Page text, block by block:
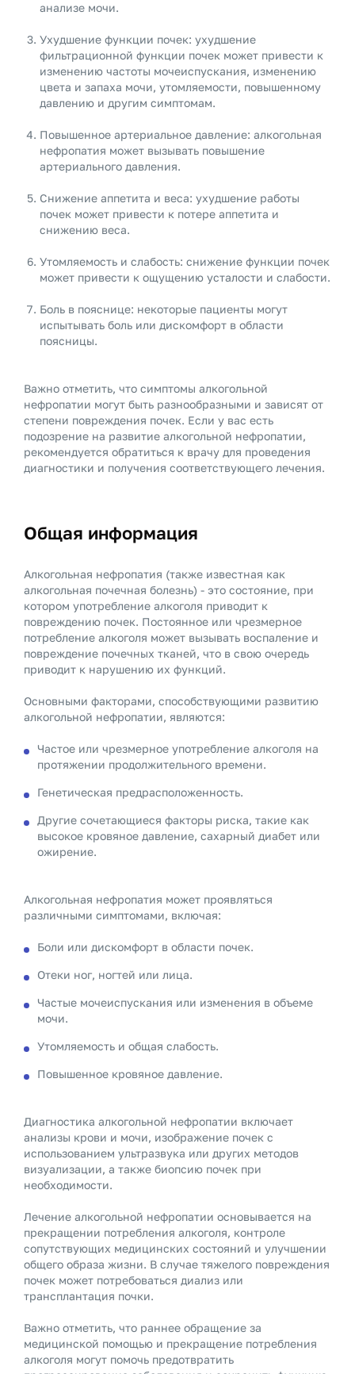
анализе мочи.
Ухудшение функции почек: ухудшение
фильтрационной функции почек может привести к
изменению частоты мочеиспускания, изменению
цвета и запаха мочи, утомляемости, повышенному
давлению и другим симптомам.
Повышенное артериальное давление: алкогольная
нефропатия может вызывать повышение
артериального давления.
Снижение аппетита и веса: ухудшение работы
почек может привести к потере аппетита и
снижению веса.
Утомляемость и слабость: снижение функции почек
может привести к ощущению усталости и слабости.
Боль в пояснице: некоторые пациенты могут
испытывать боль или дискомфорт в области
поясницы.
Важно отметить, что симптомы алкогольной
нефропатии могут быть разнообразными и зависят от
степени повреждения почек. Если у вас есть
подозрение на развитие алкогольной нефропатии,
рекомендуется обратиться к врачу для проведения
диагностики и получения соответствующего лечения.
Общая информация
Алкогольная нефропатия (также известная как
алкогольная почечная болезнь) - это состояние, при
котором употребление алкоголя приводит к
повреждению почек. Постоянное или чрезмерное
потребление алкоголя может вызывать воспаление и
повреждение почечных тканей, что в свою очередь
приводит к нарушению их функций.
Основными факторами, способствующими развитию
алкогольной нефропатии, являются:
Частое или чрезмерное употребление алкоголя на
протяжении продолжительного времени.
Генетическая предрасположенность.
Другие сочетающиеся факторы риска, такие как
высокое кровяное давление, сахарный диабет или
ожирение.
Алкогольная нефропатия может проявляться
различными симптомами, включая:
Боли или дискомфорт в области почек.
Отеки ног, ногтей или лица.
Частые мочеиспускания или изменения в объеме
мочи.
Утомляемость и общая слабость.
Повышенное кровяное давление.
Диагностика алкогольной нефропатии включает
анализы крови и мочи, изображение почек с
использованием ультразвука или других методов
визуализации, а также биопсию почек при
необходимости.
Лечение алкогольной нефропатии основывается на
прекращении потребления алкоголя, контроле
сопутствующих медицинских состояний и улучшении
общего образа жизни. В случае тяжелого повреждения
почек может потребоваться диализ или
трансплантация почки.
Важно отметить, что раннее обращение за
медицинской помощью и прекращение потребления
алкоголя могут помочь предотвратить